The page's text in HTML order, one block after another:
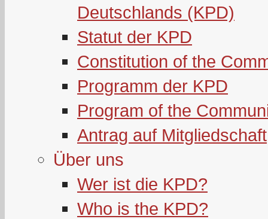
Deutschlands (KPD)
Statut der KPD
Constitution of the
Programm der KPD
Program of the
Antrag auf Mitgliedschaft
Über uns
Wer ist die KPD?
Who is the KPD?